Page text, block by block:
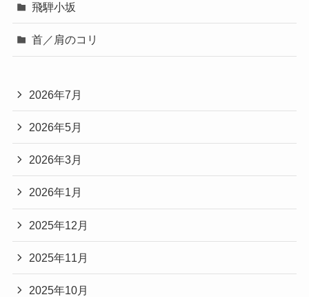
飛騨小坂
首／肩のコリ
2026年7月
2026年5月
2026年3月
2026年1月
2025年12月
2025年11月
2025年10月